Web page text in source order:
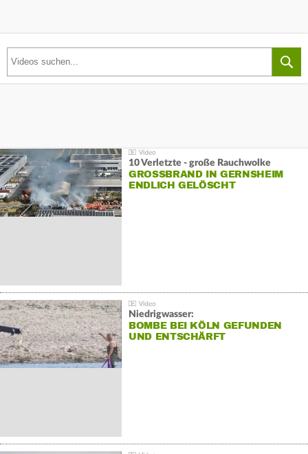
10 Verletzte - große Rauchwolke
GROSSBRAND IN GERNSHEIM E
NDLICH GELÖSCHT
Niedrigwasser:
BOMBE BEI KÖLN GEFUNDEN
UND ENTSCHÄRFT